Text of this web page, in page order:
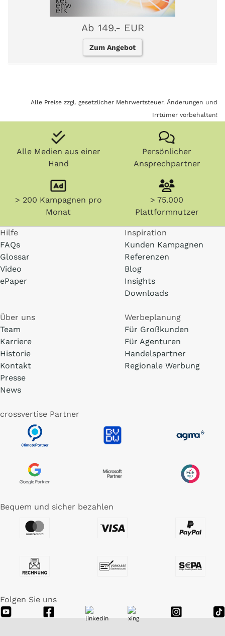
Ab 149.- EUR
Zum Angebot
Alle Preise zzgl. gesetzlicher Mehrwertsteuer. Änderungen und
Irrtümer vorbehalten!
Alle Medien aus einer
Hand
Persönlicher
Ansprechpartner
> 200 Kampagnen pro
Monat
> 75.000
Plattformnutzer
Hilfe
FAQs
Glossar
Video
ePaper
Inspiration
Kunden Kampagnen
Referenzen
Blog
Insights
Downloads
Über uns
Team
Karriere
Historie
Kontakt
Presse
News
Werbeplanung
Für Großkunden
Für Agenturen
Handelspartner
Regionale Werbung
crossvertise Partner
Bequem und sicher bezahlen
Folgen Sie uns